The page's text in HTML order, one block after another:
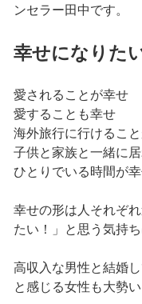
ンセラー田中です。
幸せになりた
愛されることが幸せ
愛することも幸せ
海外旅行に行けるこ
子供と家族と一緒に
ひとりでいる時間が
幸せの形は人それぞ
たい！」と思う気持ち
高収入な男性と結婚
と感じる女性も大勢い